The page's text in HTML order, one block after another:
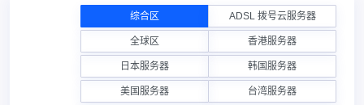
综合区 ADSL 拨号云服务器
全球区 香港服务器
日本服务器 韩国服务器
美国服务器 台湾服务器